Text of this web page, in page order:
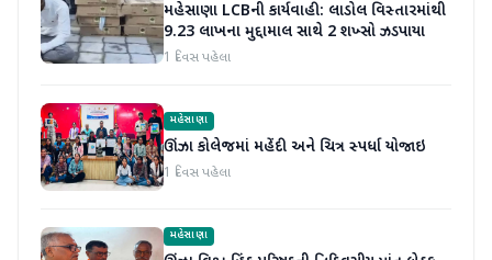
મહેસાણા LCBની કાર્યવાહી: લાડોલ વિસ્તારમાંથી
9.23 લાખના મુદ્દામાલ સાથે 2 શખ્સો ઝડપાયા
1 દિવસ પહેલા
મહેસાણા
ઊંઝા કોલેજમાં મહેંદી અને ચિત્ર સ્પર્ધા યોજાઇ
1 દિવસ પહેલા
મહેસાણા